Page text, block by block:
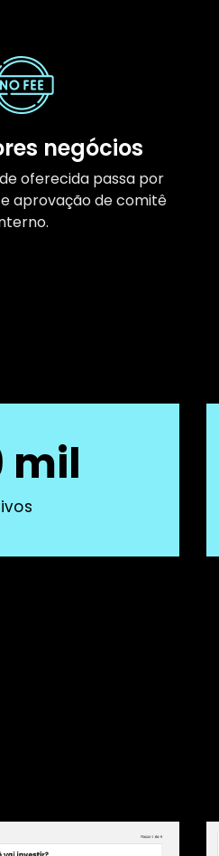
negócios
oferecida passa por
aprovação de comitê
mil